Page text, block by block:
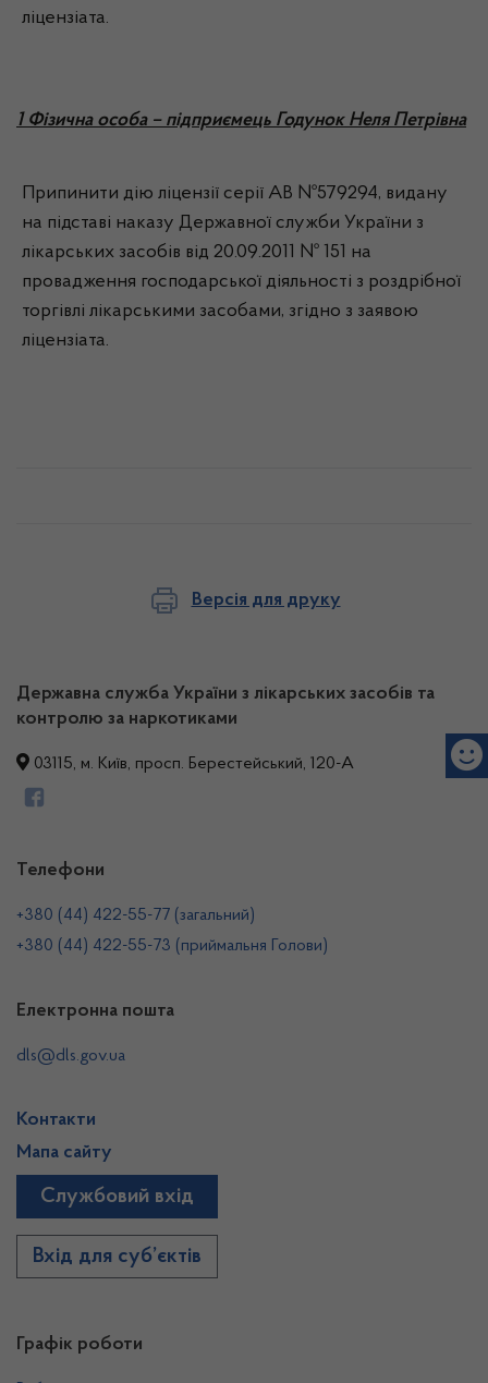
ліцензіата.
1 Фізична особа – підприємець Годунок Неля Петрівна
Припинити дію ліцензії серії АВ №579294, видану
на підставі наказу Державної служби України з
лікарських засобів від 20.09.2011 № 151 на
провадження господарської діяльності з роздрібної
торгівлі лікарськими засобами, згідно з заявою
ліцензіата.
Версія для друку
Державна служба України з лікарських засобів та
контролю за наркотиками
03115, м. Київ, просп. Берестейський, 120-А
Графік роботи
Телефони
+380 (44) 422-55-77 (загальний)
+380 (44) 422-55-73 (приймальня Голови)
Електронна пошта
dls@dls.gov.ua
Контакти
Мапа сайту
Службовий вхід
Вхід для суб’єктів